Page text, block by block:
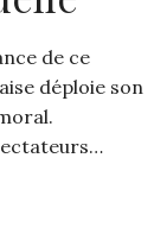
de ce
déploie son